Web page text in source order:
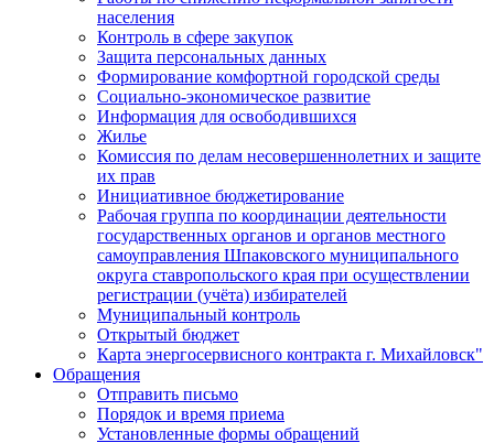
населения
Контроль в сфере закупок
Защита персональных данных
Формирование комфортной городской среды
Социально-экономическое развитие
Информация для освободившихся
Жилье
Комиссия по делам несовершеннолетних и защите
их прав
Инициативное бюджетирование
Рабочая группа по координации деятельности
государственных органов и органов местного
самоуправления Шпаковского муниципального
округа ставропольского края при осуществлении
регистрации (учёта) избирателей
Муниципальный контроль
Открытый бюджет
Карта энергосервисного контракта г. Михайловск"
Обращения
Отправить письмо
Порядок и время приема
Установленные формы обращений